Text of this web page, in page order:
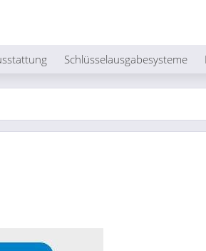
Schlüsselausgabesysteme